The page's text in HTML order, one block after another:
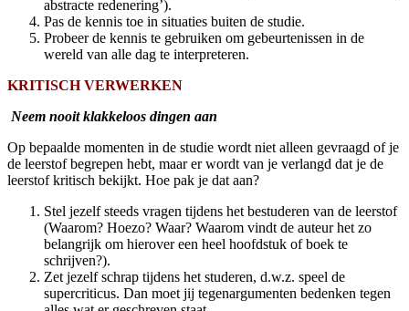
abstracte redenering’).
Pas de kennis toe in situaties buiten de studie.
Probeer de kennis te gebruiken om gebeurtenissen in de
wereld van alle dag te interpreteren.
KRITISCH VERWERKEN
Neem nooit klakkeloos dingen aan
Op bepaalde momenten in de studie wordt niet alleen gevraagd of je
de leerstof begrepen hebt, maar er wordt van je verlangd dat je de
leerstof kritisch bekijkt. Hoe pak je dat aan?
Stel jezelf steeds vragen tijdens het bestuderen van de leerstof
(Waarom? Hoezo? Waar? Waarom vindt de auteur het zo
belangrijk om hierover een heel hoofdstuk of boek te
schrijven?).
Zet jezelf schrap tijdens het studeren, d.w.z. speel de
supercriticus. Dan moet jij tegenargumenten bedenken tegen